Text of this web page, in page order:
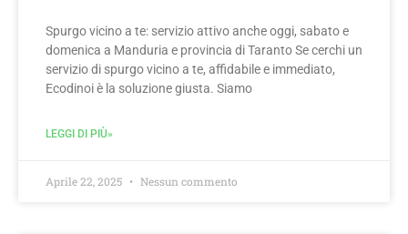
Spurgo vicino a te: servizio attivo anche oggi, sabato e
domenica a Manduria e provincia di Taranto Se cerchi un
servizio di spurgo vicino a te, affidabile e immediato,
Ecodinoi è la soluzione giusta. Siamo
LEGGI DI PIÙ»
Aprile 22, 2025 Nessun commento